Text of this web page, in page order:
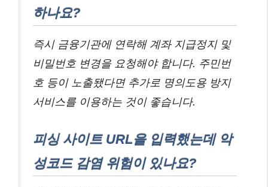
하나요?
즉시 금융기관에 연락해 계좌 지급정지 및
비밀번호 변경을 요청해야 합니다. 주민번
호 등이 노출됐다면 추가로 명의도용 방지
서비스를 이용하는 것이 좋습니다.
피싱 사이트 URL을 입력했는데 악
성코드 감염 위험이 있나요?